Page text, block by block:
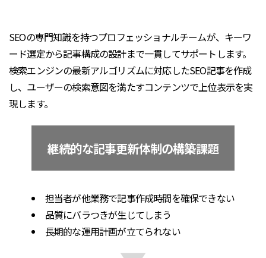
SEOの専門知識を持つプロフェッショナルチームが、キーワ
ード選定から記事構成の設計まで一貫してサポートします。
検索エンジンの最新アルゴリズムに対応したSEO記事を作成
し、ユーザーの検索意図を満たすコンテンツで上位表示を実
現します。
継続的な記事更新体制の構築課題
担当者が他業務で記事作成時間を確保できない
品質にバラつきが生じてしまう
長期的な運用計画が立てられない